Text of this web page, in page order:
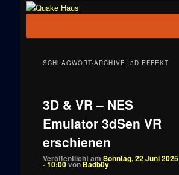
sekundären
News zu
SCHLAGWORT-ARCHIVE: 3D EFFEKT
3D & VR – NES
Emulator 3dSen VR
erschienen
Veröffentlicht am Sonntag, 22 Juni 2025
- 10:00vonBadb0y